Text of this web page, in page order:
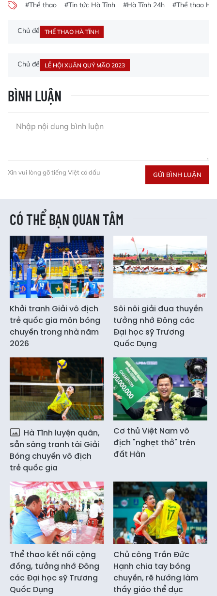
#Thể thao #Tin tức Hà Tĩnh #Hà Tĩnh 24h #Thể thao Hà
Chủ đề THỂ THAO HÀ TĨNH
Chủ đề LỄ HỘI XUÂN QUÝ MÃO 2023
BÌNH LUẬN
Xin vui lòng gõ tiếng Việt có dấu GỬI BÌNH LUẬN
CÓ THỂ BẠN QUAN TÂM
Khởi tranh Giải vô địch
trẻ quốc gia môn bóng
chuyền trong nhà năm
2026
Sôi nôi giải đua thuyền
tưởng nhớ Đông các
Đại học sỹ Trương
Quốc Dụng
Hà Tĩnh luyện quân,
sẵn sàng tranh tài Giải
Bóng chuyền vô địch
trẻ quốc gia
Cơ thủ Việt Nam vô
địch "nghẹt thở" trên
đất Hàn
Thể thao kết nối cộng
đồng, tưởng nhớ Đông
các Đại học sỹ Trương
Quốc Dụng
Chủ công Trần Đức
Hạnh chia tay bóng
chuyền, rẽ hướng làm
thầy giáo thể dục